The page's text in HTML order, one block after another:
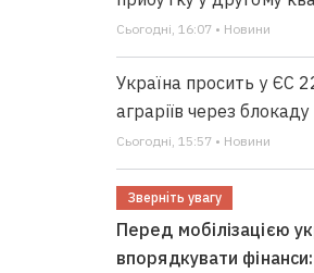
Сьогодні, 16:07 • Новини
Україна просить у ЄС
аграріїв через
Сьогодні, 15:57 • Новини
Зверніть увагу
Перед мобілізацією
впорядкувати